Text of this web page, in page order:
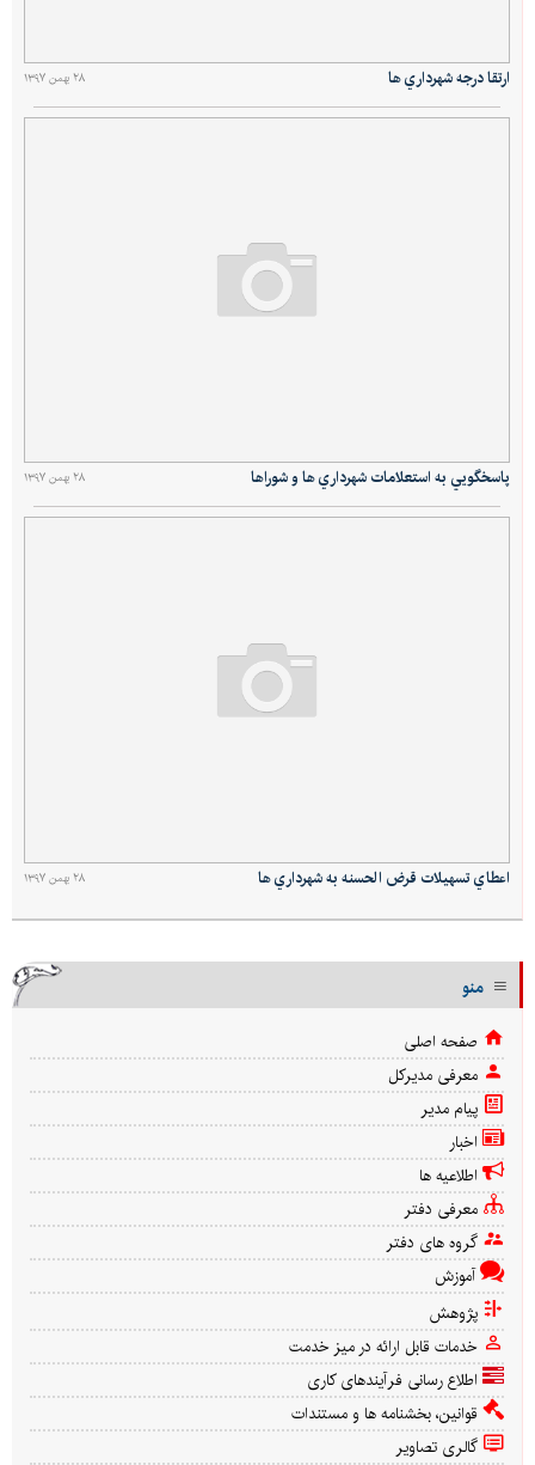
۲۸ بهمن ۱۳۹۷ ارتقا درجه شهرداري ها
۲۸ بهمن ۱۳۹۷ پاسخگويي به استعلامات شهرداري ها و شوراها
۲۸ بهمن ۱۳۹۷ اعطاي تسهيلات قرض الحسنه به شهرداري ها
منو
صفحه اصلی
معرفی مدیرکل
پیام مدیر
اخبار
اطلاعیه ها
معرفی دفتر
گروه های دفتر
آموزش
پژوهش
خدمات قابل ارائه در میز خدمت
اطلاع رسانی فرآیندهای کاری
قوانین، بخشنامه ها و مستندات
گالری تصاویر